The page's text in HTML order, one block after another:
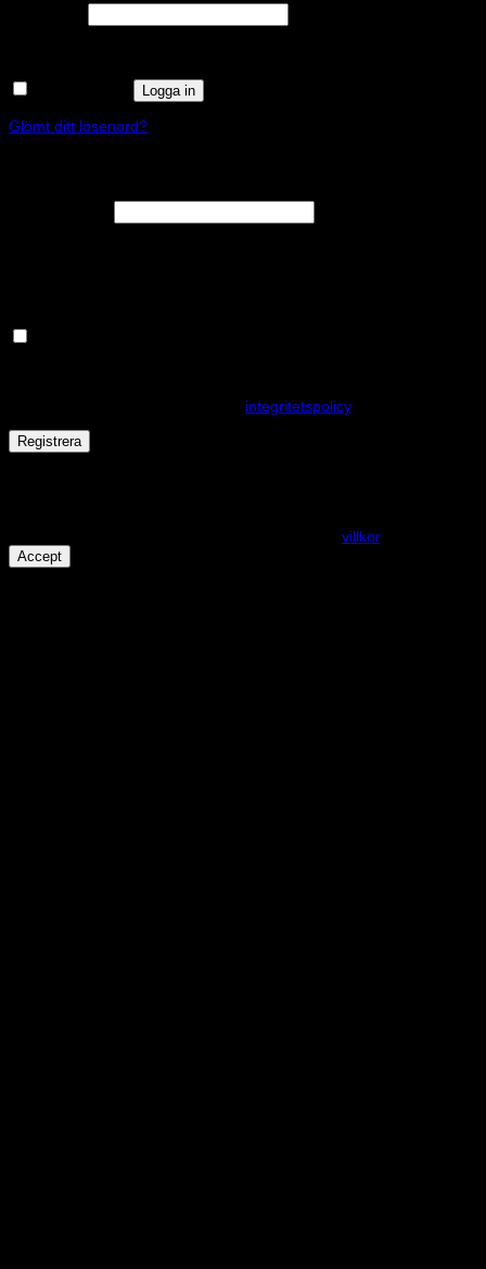
Obligatoriskt
Logga in
Glömt ditt lösenord?
integritetspolicy.
Registrera
villkor.
Accept